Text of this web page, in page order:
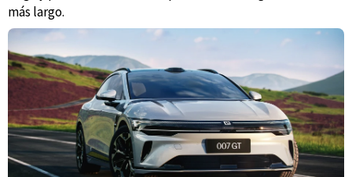
más largo.